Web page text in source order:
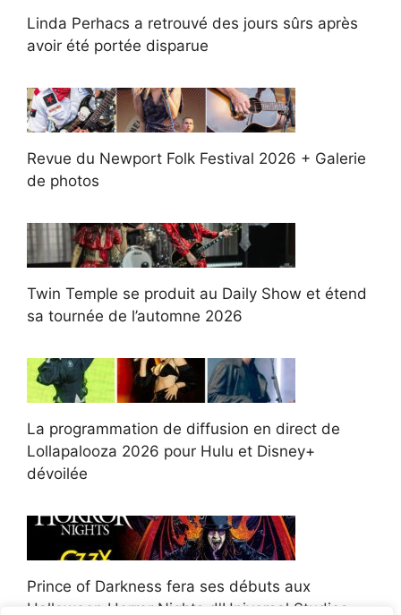
Linda Perhacs a retrouvé des jours sûrs après
avoir été portée disparue
Revue du Newport Folk Festival 2026 + Galerie
de photos
Twin Temple se produit au Daily Show et étend
sa tournée de l’automne 2026
La programmation de diffusion en direct de
Lollapalooza 2026 pour Hulu et Disney+
dévoilée
Prince of Darkness fera ses débuts aux
Halloween Horror Nights d'Universal Studios